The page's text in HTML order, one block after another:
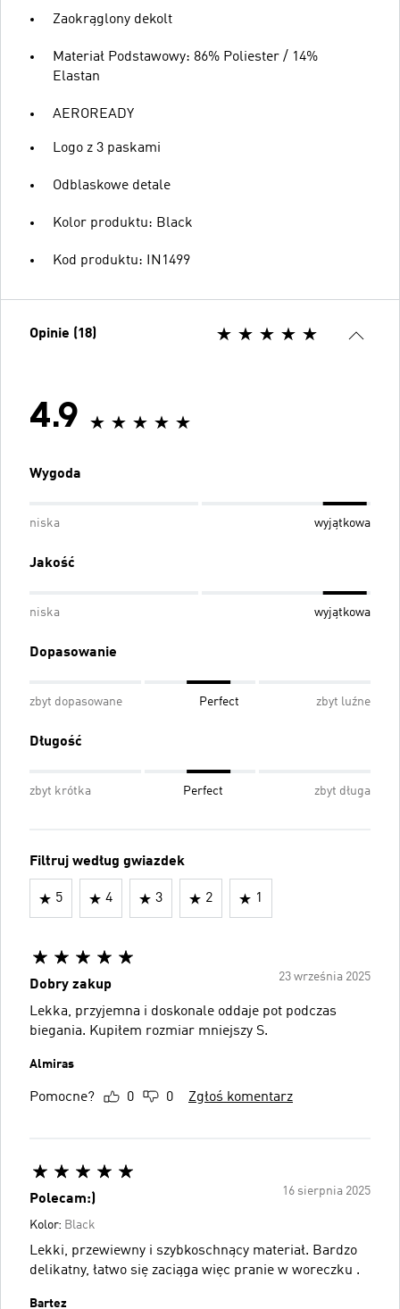
Zaokrąglony dekolt
Materiał Podstawowy: 86% Poliester / 14%
Elastan
AEROREADY
Logo z 3 paskami
Odblaskowe detale
Kolor produktu: Black
Kod produktu: IN1499
Opinie (18)
4.9
Wygoda
niska wyjątkowa
Jakość
niska wyjątkowa
Dopasowanie
zbyt dopasowane Perfect zbyt luźne
Długość
zbyt krótka Perfect zbyt długa
Filtruj według gwiazdek
5 4 3 2 1
23 września 2025
Dobry zakup
Lekka, przyjemna i doskonale oddaje pot podczas
biegania. Kupiłem rozmiar mniejszy S.
Almiras
Pomocne? 0 0 Zgłoś komentarz
16 sierpnia 2025
Polecam:)
Kolor: Black
Lekki, przewiewny i szybkoschnący materiał. Bardzo
delikatny, łatwo się zaciąga więc pranie w woreczku .
Bartez